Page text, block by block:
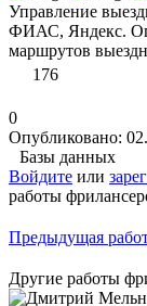
Управление
ФИАС, Яндекс.
маршрутов
176
0
Опубликовано:
Базы данных
Войдите или
работы
Предыдущая
Другие работы